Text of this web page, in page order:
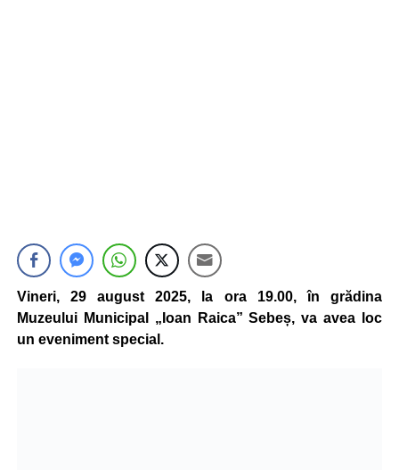
Vineri, 29 august 2025, la ora 19.00, în grădina
Muzeului Municipal „Ioan Raica” Sebeș, va avea loc
un eveniment special.